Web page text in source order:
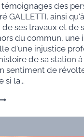
témoignages des
GALLETTI, ainsi
ses travaux et de
du commun, une
d'une injustice
de sa station
sentiment de
si la...